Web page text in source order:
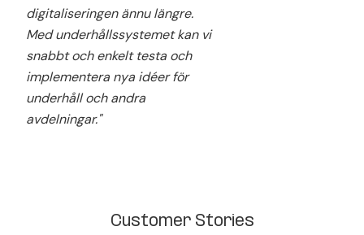
digitaliseringen ännu längre.
Med underhållssystemet kan vi
snabbt och enkelt testa och
implementera nya idéer för
underhåll och andra
avdelningar."
Customer Stories